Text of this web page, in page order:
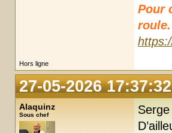
Pour
roule.
Hors ligne
27-05-2026 17:37:32
Alaquinz
Sous chef